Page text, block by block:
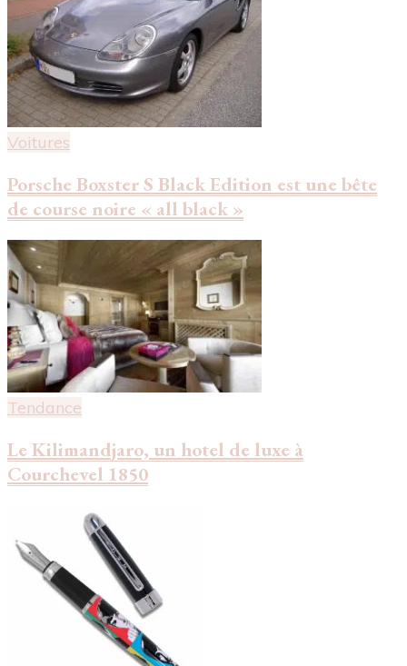
Voitures
Porsche Boxster S Black Edition est une bête
de course noire « all black »
Tendance
Le Kilimandjaro, un hotel de luxe à
Courchevel 1850